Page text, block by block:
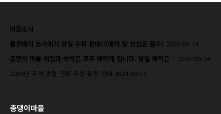
마을소식
블루베리 농가에서 당일 수확 판매!!(예약 및 선입금 필수) 2026-06-24
총댕이 마을 체험과 숙박은 모두 예약제 입니다. 당일 예약은… 2026-06-24
2024년 추석 명절 연휴 부분 휴관 안내 2024-08-15
총댕이마을